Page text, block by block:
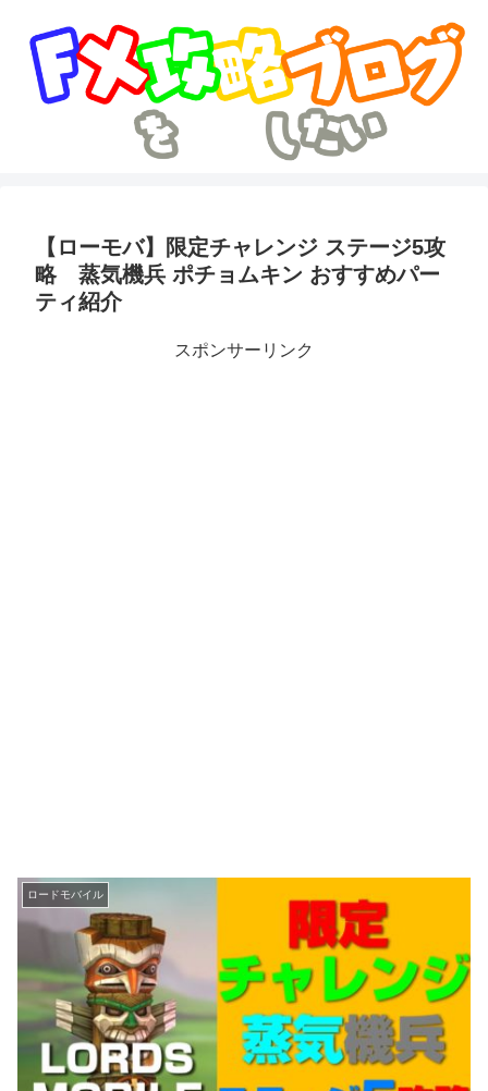
【ローモバ】限定チャレンジ ステージ5攻
略 蒸気機兵 ポチョムキン おすすめパー
ティ紹介
スポンサーリンク
ロードモバイル